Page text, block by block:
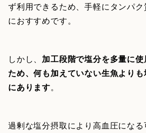
ず利用できるため、手軽にタンパ
におすすめです。
しかし、 加工段階で塩分を多量に
ため、何も加えていない生魚より
にあります。
過剰な塩分摂取により高血圧にな